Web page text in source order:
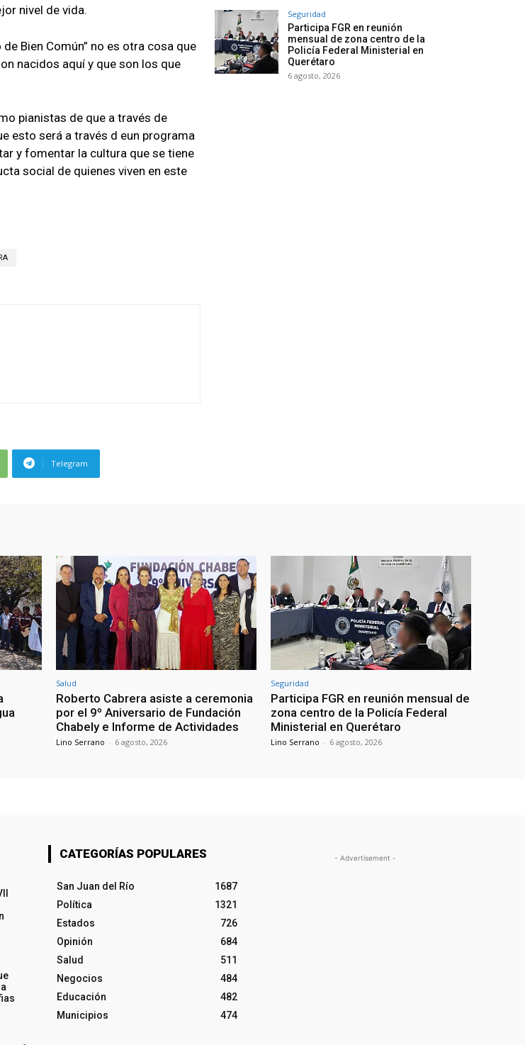
nivel de vida.
Bien Común” no es otra cosa que
nacidos aquí y que son los que
pianistas de que a través de
esto será a través d eun programa
y fomentar la cultura que se tiene
social de quienes viven en este
Telegram
Seguridad
Participa FGR en reunión
mensual de zona centro de la
Policía Federal Ministerial en
Querétaro
6 agosto, 2026
Salud
Roberto Cabrera asiste a ceremonia
por el 9º Aniversario de Fundación
Chabely e Informe de Actividades
Lino Serrano - 6 agosto, 2026
Seguridad
Participa FGR en reunión mensual de
zona centro de la Policía Federal
Ministerial en Querétaro
Lino Serrano - 6 agosto, 2026
CATEGORÍAS POPULARES
San Juan del Río
1687
Política
1321
Estados
726
Opinión
684
Salud
511
Negocios
484
Educación
482
Municipios
474
- Advertisement -